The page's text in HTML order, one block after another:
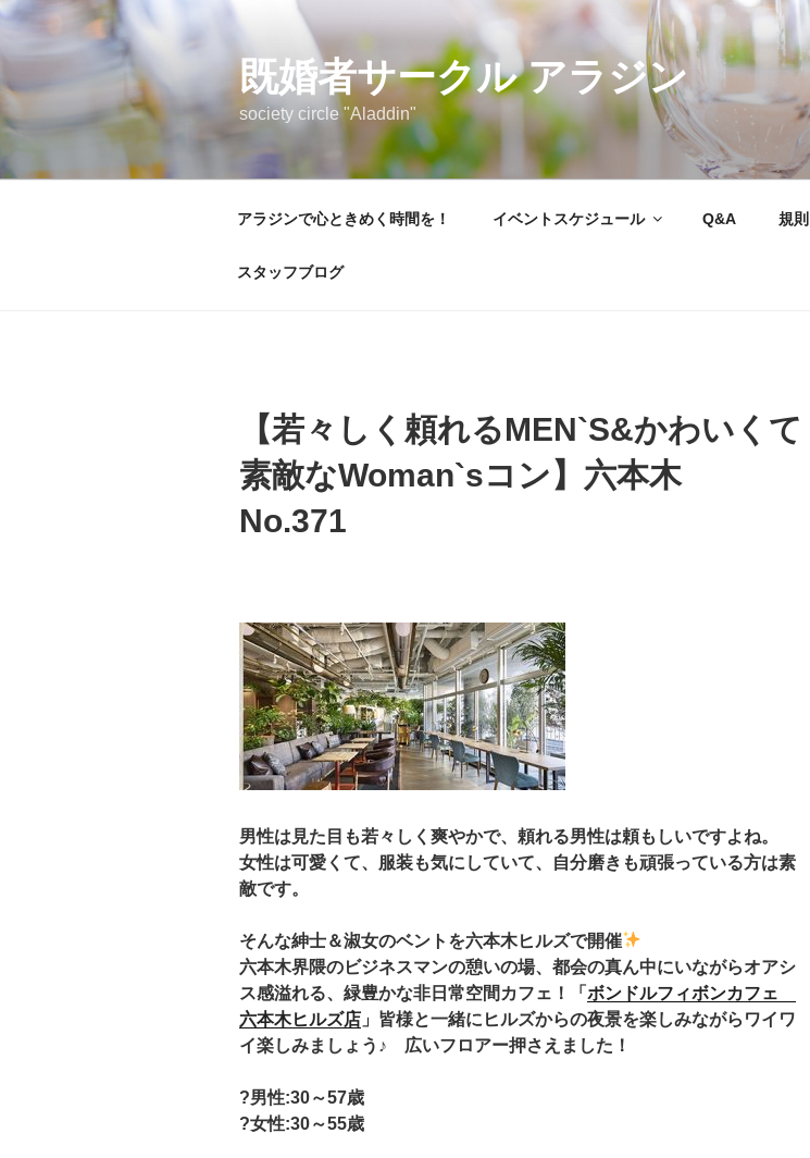
コ
テ
ン
ツ
ス
既婚者サークル アラジン
society circle "Aladdin"
アラジンで心ときめく時間を！ イベントスケジュール Q&A 規則
スタッフブログ
【若々しく頼れるMEN`S&かわいくて
素敵なWoman`sコン】六本木
No.371
男性は見た目も若々しく爽やかで、頼れる男性は頼もしいですよね。
女性は可愛くて、服装も気にしていて、自分磨きも頑張っている方は素
敵です。
そんな紳士＆淑女のベントを六本木ヒルズで開催
六本木界隈のビジネスマンの憩いの場、都会の真ん中にいながらオアシ
ス感溢れる、緑豊かな非日常空間カフェ！「 ボンドルフィボンカフェ
六本木ヒルズ店 」皆様と一緒にヒルズからの夜景を楽しみながらワイワ
イ楽しみましょう♪ 広いフロアー押さえました！
?男性:30～57歳
?女性:30～55歳